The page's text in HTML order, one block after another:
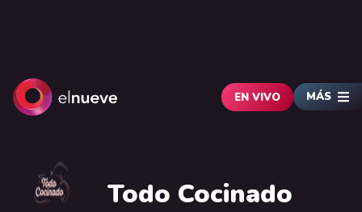
EN VIVO MÁS
Todo Cocinado